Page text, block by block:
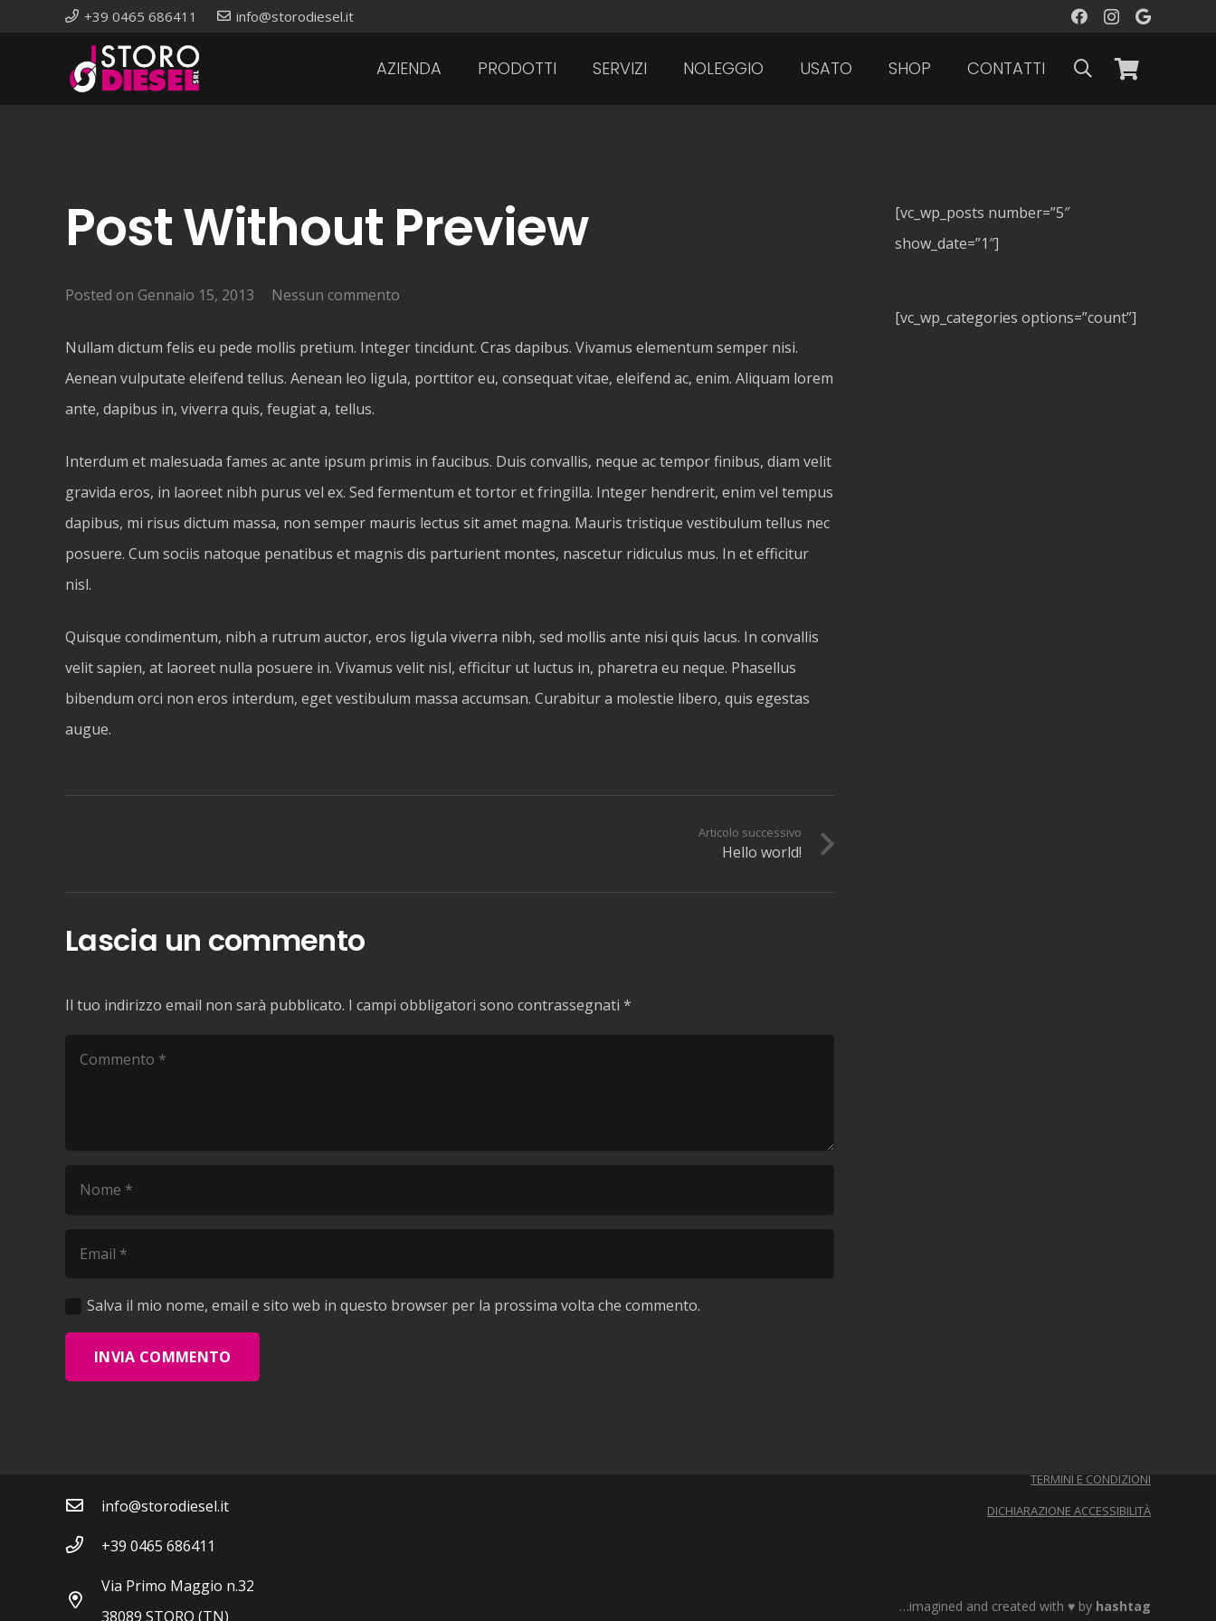
+39 0465 686411 info@storodiesel.it
AZIENDA PRODOTTI SERVIZI NOLEGGIO USATO SHOP CONTATTI
Post Without Preview
Posted on Gennaio 15, 2013 Nessun commento
Nullam dictum felis eu pede mollis pretium. Integer tincidunt. Cras dapibus. Vivamus elementum semper nisi.
Aenean vulputate eleifend tellus. Aenean leo ligula, porttitor eu, consequat vitae, eleifend ac, enim. Aliquam lorem
ante, dapibus in, viverra quis, feugiat a, tellus.
Interdum et malesuada fames ac ante ipsum primis in faucibus. Duis convallis, neque ac tempor finibus, diam velit
gravida eros, in laoreet nibh purus vel ex. Sed fermentum et tortor et fringilla. Integer hendrerit, enim vel tempus
dapibus, mi risus dictum massa, non semper mauris lectus sit amet magna. Mauris tristique vestibulum tellus nec
posuere. Cum sociis natoque penatibus et magnis dis parturient montes, nascetur ridiculus mus. In et efficitur
nisl.
Quisque condimentum, nibh a rutrum auctor, eros ligula viverra nibh, sed mollis ante nisi quis lacus. In convallis
velit sapien, at laoreet nulla posuere in. Vivamus velit nisl, efficitur ut luctus in, pharetra eu neque. Phasellus
bibendum orci non eros interdum, eget vestibulum massa accumsan. Curabitur a molestie libero, quis egestas
augue.
Articolo successivo
Hello world!
Lascia un commento
Il tuo indirizzo email non sarà pubblicato. I campi obbligatori sono contrassegnati *
Salva il mio nome, email e sito web in questo browser per la prossima volta che commento.
INVIA COMMENTO
[vc_wp_posts number=”5″
show_date=”1″]
[vc_wp_categories options=”count”]
info@storodiesel.it
+39 0465 686411
Via Primo Maggio n.32
38089 STORO (TN)
TERMINI E CONDIZIONI
DICHIARAZIONE ACCESSIBILITÀ
…imagined and created with ♥ by hashtag